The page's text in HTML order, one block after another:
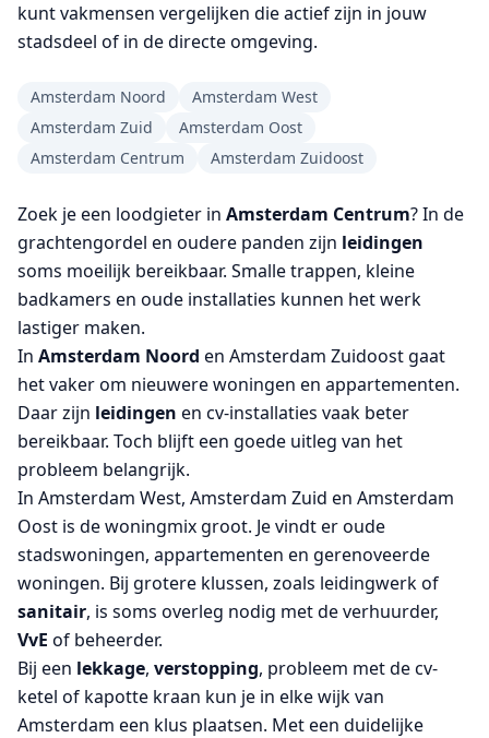
kunt vakmensen vergelijken die actief zijn in jouw
stadsdeel of in de directe omgeving.
Amsterdam Noord
Amsterdam West
Amsterdam Zuid
Amsterdam Oost
Amsterdam Centrum
Amsterdam Zuidoost
Zoek je een loodgieter in Amsterdam Centrum? In de
grachtengordel en oudere panden zijn leidingen
soms moeilijk bereikbaar. Smalle trappen, kleine
badkamers en oude installaties kunnen het werk
lastiger maken.
In Amsterdam Noord en Amsterdam Zuidoost gaat
het vaker om nieuwere woningen en appartementen.
Daar zijn leidingen en cv-installaties vaak beter
bereikbaar. Toch blijft een goede uitleg van het
probleem belangrijk.
In Amsterdam West, Amsterdam Zuid en Amsterdam
Oost is de woningmix groot. Je vindt er oude
stadswoningen, appartementen en gerenoveerde
woningen. Bij grotere klussen, zoals leidingwerk of
sanitair, is soms overleg nodig met de verhuurder,
VvE of beheerder.
Bij een lekkage, verstopping, probleem met de cv-
ketel of kapotte kraan kun je in elke wijk van
Amsterdam een klus plaatsen. Met een duidelijke